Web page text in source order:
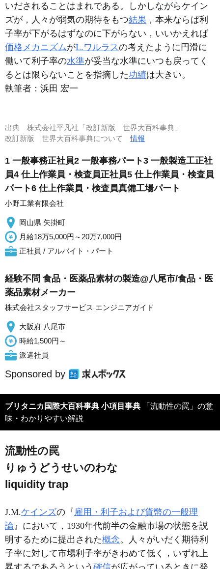
いだされることはまれである。しかしながらケイン
ズが，人々が弱気の期待をもつ結果 ，本来ならば利
子率が下がるはずなのに下がらない，いいかえれば
価格メカニズムがL.ワルラスの考えたように円滑に
働いて利子率の水準が妥当な水準にいつも戻ってく
るとは限らないことを指摘した功績は大きい。
執筆者： 浜田 宏一
出典 株式会社平凡社「改訂新版 世界大百科事典」
改訂新版 世界大百科事典について情報
1 一般事務正社員2 一般事務パート3 一般製造工正社
員4 仕上作業員・検査員正社員5 仕上作業員・検査員
パート6 仕上作業員・検査員真備工場パート
小野工業有限会社
岡山県 矢掛町
月給18万5,000円～20万7,000円
正社員 / アルバイト・パート
経験不問 食品・医薬品素材の製造@八尾市/食品・医
薬品素材メーカー
株式会社スタッフサービス エンジニアガイド
大阪府 八尾市
時給1,500円～
派遣社員
Sponsored by
ブリタニカ国際大百科事典 小項目事典 「流動性の罠」の意
味・わかりやすい解説
流動性の罠
りゅうどうせいのわな
liquidity trap
J.M.ケインズの『 雇用・利子および貨幣の一般理
論』において，1930年代前半の金融市場の状態を説
明するために提出された概念。人々がいだく期待利
子率に対して市場利子率がきわめて低く，いずれ上
昇するであろうという 確信が広がっているときに発